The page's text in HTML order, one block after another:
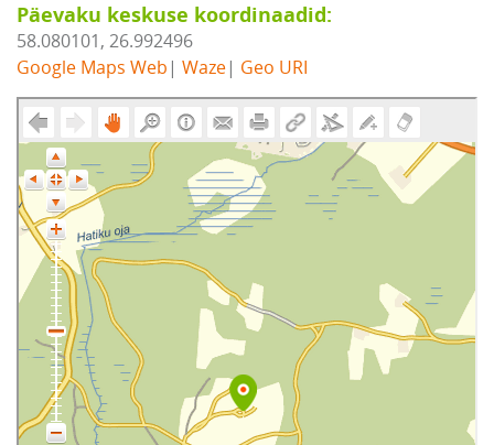
Päevaku keskuse koordinaadid:
58.080101, 26.992496
Google Maps Web | Waze| Geo URI